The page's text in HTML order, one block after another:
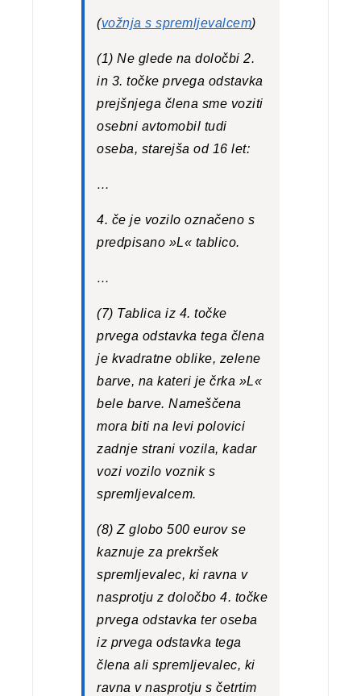
(vožnja s spremljevalcem)
(1) Ne glede na določbi 2.
in 3. točke prvega odstavka
prejšnjega člena sme voziti
osebni avtomobil tudi
oseba, starejša od 16 let:
…
4. če je vozilo označeno s
predpisano »L« tablico.
…
(7) Tablica iz 4. točke
prvega odstavka tega člena
je kvadratne oblike, zelene
barve, na kateri je črka »L«
bele barve. Nameščena
mora biti na levi polovici
zadnje strani vozila, kadar
vozi vozilo voznik s
spremljevalcem.
(8) Z globo 500 eurov se
kaznuje za prekršek
spremljevalec, ki ravna v
nasprotju z določbo 4. točke
prvega odstavka ter oseba
iz prvega odstavka tega
člena ali spremljevalec, ki
ravna v nasprotju s četrtim